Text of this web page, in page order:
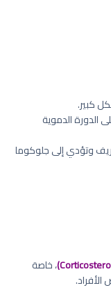
كبير.
الدورة الدموية
وتؤدي إلى جلوكوما
، خاصة